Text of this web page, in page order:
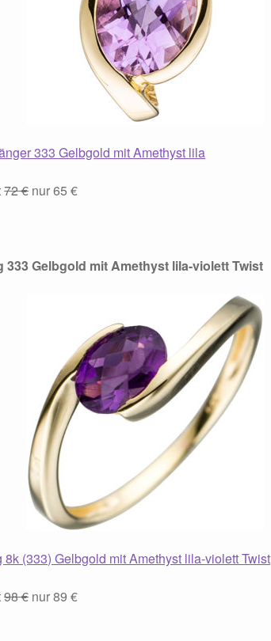
333 Gelbgold mit Amethyst lila
72 €nur 65 €
333 Gelbgold mit Amethyst lila-violett Twist
8k (333) Gelbgold mit Amethyst lila-violett Twist
98 €nur 89 €